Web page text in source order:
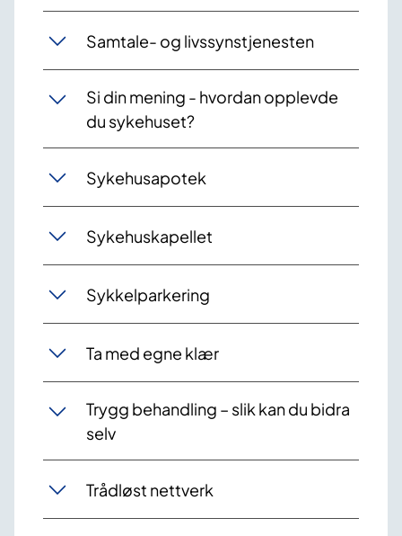
Samtale- og livssynstjenesten
Si din mening - hvordan opplevde
du sykehuset?
Sykehusapotek
Sykehuskapellet
Sykkelparkering
Ta med egne klær
Trygg behandling – slik kan du bidra
selv
Trådløst nettverk